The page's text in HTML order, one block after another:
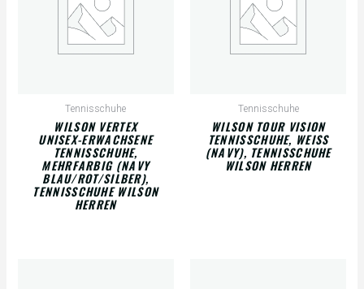
Tennisschuhe
WILSON VERTEX
UNISEX-ERWACHSENE
TENNISSCHUHE,
MEHRFARBIG (NAVY
BLAU/ROT/SILBER),
TENNISSCHUHE WILSON
HERREN
Tennisschuhe
WILSON TOUR VISION
TENNISSCHUHE, WEISS (
NAVY), TENNISSCHUHE W
ILSON HERREN